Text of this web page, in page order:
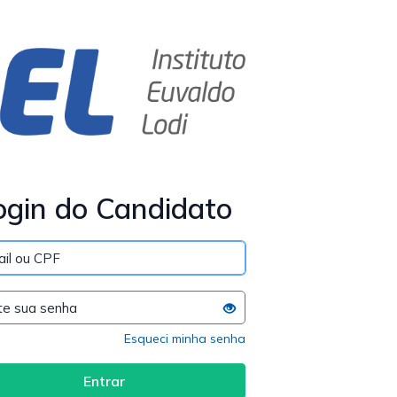
do Candidato
Esqueci minha senha